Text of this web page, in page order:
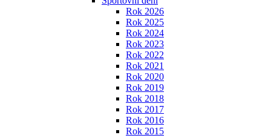
Rok 2026
Rok 2025
Rok 2024
Rok 2023
Rok 2022
Rok 2021
Rok 2020
Rok 2019
Rok 2018
Rok 2017
Rok 2016
Rok 2015